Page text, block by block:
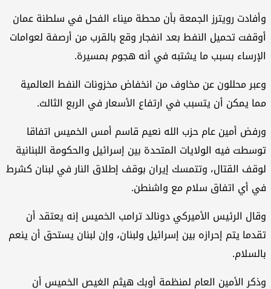
رويترز الجمعة بأن محطة ميناء الفحل في سلطنة عمان
تحميل النفط بعد انفجار وقع بالقرب من أرصفة لعوامات
بسبب ما يشتبه في أنه هجوم بمسيرة.
محللون عن مخاوف من انخفاض مخزونات النفط العالمية
يمكن أن يتسبب في ارتفاع الأسعار في الربع الثالث.
أمين عام حزب الله نعيم قاسم أمس الخميس اتفاقا
فيه الولايات المتحدة بين إسرائيل والحكومة اللبنانية
القتال، وتتمسك إيران بوقف إطلاق النار في لبنان كشرط
أي اتفاق سلام مع واشنطن.
الرئيس الأميركي دونالد ترامب الخميس إنه يعتقد أن
يتم إحرازه بين إسرائيل ولبنان، وإن لبنان يستحق أن ينعم
الأمين العام لمنظمة أوبك هيثم الغيص الخميس أن